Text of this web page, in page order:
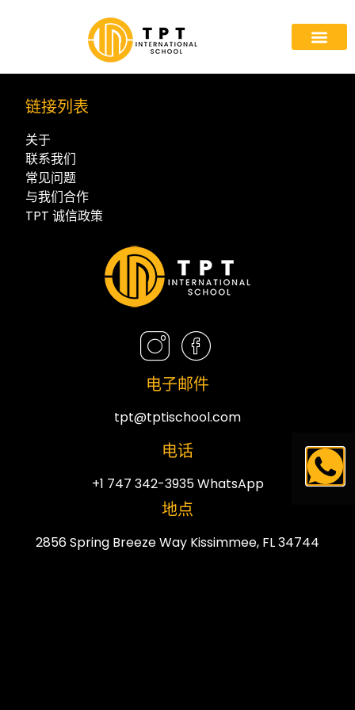
链接列表
关于
联系我们
常见问题
与我们合作
TPT 诚信政策
电子邮件
tpt@tptischool.com
电话
+1 747 342-3935 WhatsApp
地点
2856 Spring Breeze Way Kissimmee, FL 34744